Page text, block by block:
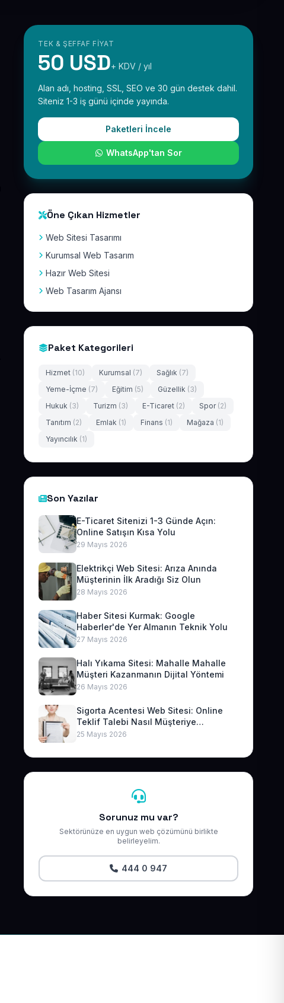
TEK & ŞEFFAF FIYAT
50 USD+ KDV / yıl
Alan adı, hosting, SSL, SEO ve 30 gün destek dahil.
Siteniz 1-3 iş günü içinde yayında.
Paketleri İncele
WhatsApp'tan Sor
Öne Çıkan Hizmetler
Web Sitesi Tasarımı
Kurumsal Web Tasarım
Hazır Web Sitesi
Web Tasarım Ajansı
Paket Kategorileri
Hizmet (10) Kurumsal (7) Sağlık (7)
Yeme-İçme (7) Eğitim (5) Güzellik (3)
Hukuk (3) Turizm (3) E-Ticaret (2) Spor (2)
Tanıtım (2) Emlak (1) Finans (1) Mağaza (1)
Yayıncılık (1)
Son Yazılar
E-Ticaret Sitenizi 1-3 Günde Açın:
Online Satışın Kısa Yolu
29 Mayıs 2026
Elektrikçi Web Sitesi: Arıza Anında
Müşterinin İlk Aradığı Siz Olun
28 Mayıs 2026
Haber Sitesi Kurmak: Google
Haberler'de Yer Almanın Teknik Yolu
27 Mayıs 2026
Halı Yıkama Sitesi: Mahalle Mahalle
Müşteri Kazanmanın Dijital Yöntemi
26 Mayıs 2026
Sigorta Acentesi Web Sitesi: Online
Teklif Talebi Nasıl Müşteriye
Dönüşür?
25 Mayıs 2026
Sorunuz mu var?
Sektörünüze en uygun web çözümünü birlikte
belirleyelim.
444 0 947